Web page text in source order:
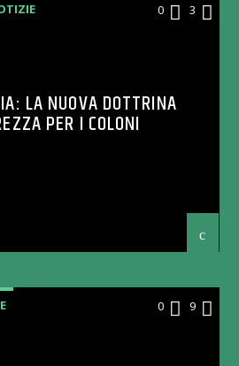
0 3
LA NUOVA DOTTRINA
PER I COLONI
0 9